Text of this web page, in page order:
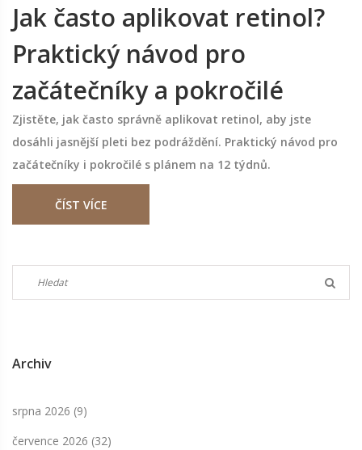
Jak často aplikovat retinol?
Praktický návod pro
začátečníky a pokročilé
Zjistěte, jak často správně aplikovat retinol, aby jste
dosáhli jasnější pleti bez podráždění. Praktický návod pro
začátečníky i pokročilé s plánem na 12 týdnů.
ČÍST VÍCE
Archiv
srpna 2026 (9)
července 2026 (32)